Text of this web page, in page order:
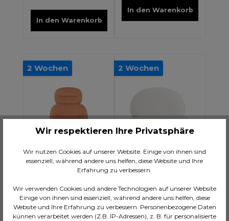
In den Warenkorb
In den Warenkorb
2 Wochen
Sessel Elodie
2 Wochen
Sessel Kumo Creme
70cm
Wir respektieren Ihre Privatsphäre
Wir nutzen Cookies auf unserer Website. Einige von ihnen sind
essenziell, während andere uns helfen, diese Website und Ihre
Erfahrung zu verbessern.
Wir verwenden Cookies und andere Technologien auf unserer Website
Einige von ihnen sind essenziell, während andere uns helfen, diese
Website und Ihre Erfahrung zu verbessern. Personenbezogene Daten
künnen verarbeitet werden (Z.B. IP-Adressen), z. B. für personalisierte